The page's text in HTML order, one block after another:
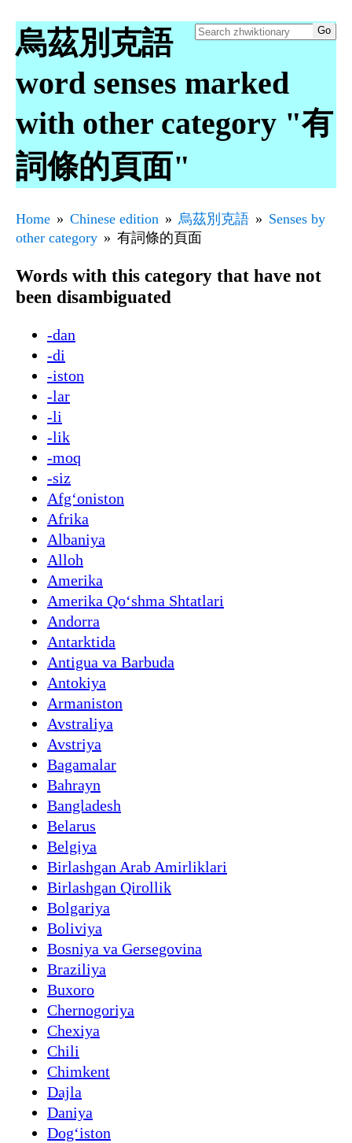
烏茲別克語
word senses marked
with other category "有
詞條的頁面"
Home Chinese edition 烏茲別克語
Senses by
other category
有詞條的頁面
Words with this category that have not
been disambiguated
-dan
-di
-iston
-lar
-li
-lik
-moq
-siz
Afgʻoniston
Afrika
Albaniya
Alloh
Amerika
Amerika Qoʻshma Shtatlari
Andorra
Antarktida
Antigua va Barbuda
Antokiya
Armaniston
Avstraliya
Avstriya
Bagamalar
Bahrayn
Bangladesh
Belarus
Belgiya
Birlashgan Arab Amirliklari
Birlashgan Qirollik
Bolgariya
Boliviya
Bosniya va Gersegovina
Braziliya
Buxoro
Chernogoriya
Chexiya
Chili
Chimkent
Dajla
Daniya
Dogʻiston